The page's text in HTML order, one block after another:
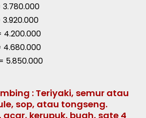
3.780.000
4.200.000
4.680.000
5.850.000
: Teriyaki, semur atau
sop, atau tongseng.
acar, kerupuk, buah, sate 4